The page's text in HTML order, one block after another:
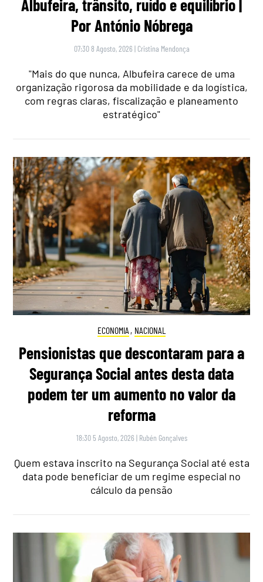
Albufeira, trânsito, ruído e equilíbrio |
Por António Nóbrega
07:30 8 Agosto, 2026 | Cristina Mendonça
"Mais do que nunca, Albufeira carece de uma
organização rigorosa da mobilidade e da logística,
com regras claras, fiscalização e planeamento
estratégico"
ECONOMIA , NACIONAL
Pensionistas que descontaram para a
Segurança Social antes desta data
podem ter um aumento no valor da
reforma
18:30 5 Agosto, 2026 | Rubén Gonçalves
Quem estava inscrito na Segurança Social até esta
data pode beneficiar de um regime especial no
cálculo da pensão